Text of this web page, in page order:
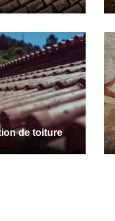
de toiture